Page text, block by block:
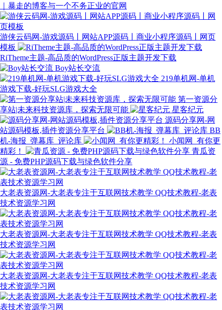
｜暴走的博客与一个不务正业的官网
游侠云码网-游戏源码丨网站APP源码丨商业小程序源码丨网页
模板
RiTheme主题-高品质的WordPress正版主题开发下载
Boy站长交流
219单机网-单机
游戏下载-好玩SLG游戏大全
第一资源分
享站|未来科技资源库，探索无限可能
星客纪元
源码分享网-网
站源码模板,插件资源分享平台
BB
机-海报_弹幕库_评论库
小闻网_有你更
精彩！
青瓜资
源 - 免费PHP源码下载与绿色软件分享
大老表资源网-大老表专注于互联网技术教学 QQ技术教程-老表
技术资源学习网
大老表资源网-大老表专注于互联网技术教学 QQ技术教程-老表
技术资源学习网
大老表资源网-大老表专注于互联网技术教学 QQ技术教程-老表
技术资源学习网